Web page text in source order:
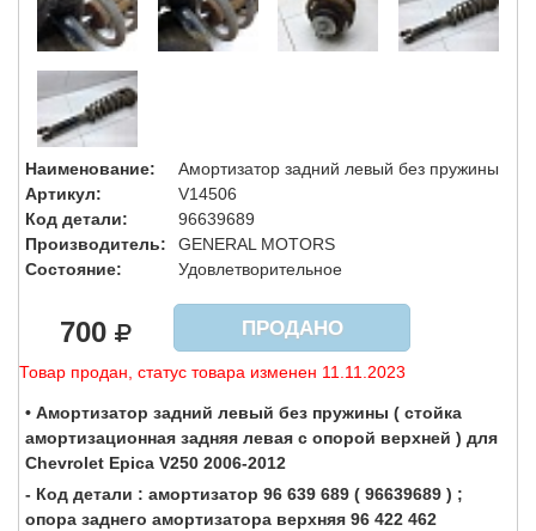
Наименование:
Амортизатор задний левый без пружины
Артикул:
V14506
Код детали:
96639689
Производитель:
GENERAL MOTORS
Состояние:
Удовлетворительное
700 ПРОДАНО
Товар продан, статус товара изменен 11.11.2023
• Амортизатор задний левый без пружины ( стойка
амортизационная задняя левая с опорой верхней ) для
Chevrolet Epica V250 2006-2012
- Код детали : амортизатор 96 639 689 ( 96639689 ) ;
опора заднего амортизатора верхняя 96 422 462